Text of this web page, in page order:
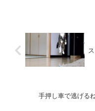
手押し車で逃げる